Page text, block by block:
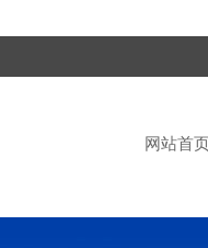
网站首